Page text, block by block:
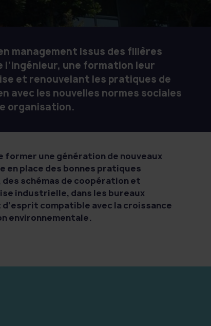
management issus des filières
l’ingénieur, une formation leur
et renouvelant les pratiques de
avec les nouvelles normes sociales
organisation.
former une génération de nouveaux
en place des bonnes pratiques
schémas de coopération et
industrielle, dans les bureaux
compatible avec la croissance
environnementale.